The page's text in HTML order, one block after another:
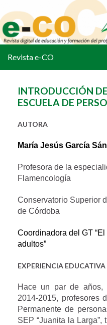
Revista e-CO
INTRODUCCIÓN
ESCUELA DE
AUTORA
María Jesús García
Profesora de la
Flamencología
Conservatorio Superior
de Córdoba
Coordinadora del GT
adultos”
EXPERIENCIA EDUCATIVA
Hace un par de años,
2014-2015, profesores
Permanente de
SEP “Juanita la Larga”,